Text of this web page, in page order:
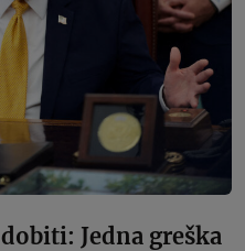
Jedna greška